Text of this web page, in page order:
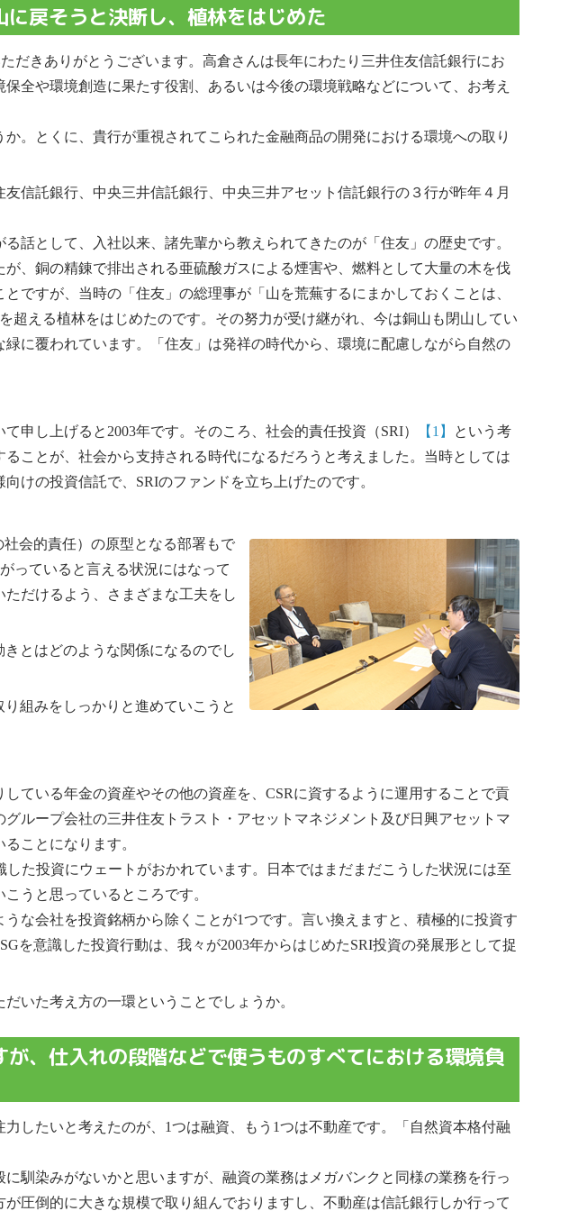
戻そうと決断し、植林をはじめた
きありがとうございます。高倉さんは長年にわたり三井住友信託銀行にお
全や環境創造に果たす役割、あるいは今後の環境戦略などについて、お考え
。とくに、貴行が重視されてこられた金融商品の開発における環境への取り
託銀行、中央三井信託銀行、中央三井アセット信託銀行の３行が昨年４月
話として、入社以来、諸先輩から教えられてきたのが「住友」の歴史です。
、銅の精錬で排出される亜硫酸ガスによる煙害や、燃料として大量の木を伐
ですが、当時の「住友」の総理事が「山を荒蕪するにまかしておくことは、
える植林をはじめたのです。その努力が受け継がれ、今は銅山も閉山してい
に覆われています。「住友」は発祥の時代から、環境に配慮しながら自然の
し上げると2003年です。そのころ、社会的責任投資（SRI） 【1】
という考
ことが、社会から支持される時代になるだろうと考えました。当時としては
けの投資信託で、SRIのファンドを立ち上げたのです。
会的責任）の原型となる部署もで
っていると言える状況にはなって
だけるよう、さまざまな工夫をし
とはどのような関係になるのでし
組みをしっかりと進めていこうと
いる年金の資産やその他の資産を、CSRに資するように運用することで貢
ループ会社の三井住友トラスト・アセットマネジメント及び日興アセットマ
ことになります。
した投資にウェートがおかれています。日本ではまだまだこうした状況には至
うと思っているところです。
な会社を投資銘柄から除くことが1つです。言い換えますと、積極的に投資す
を意識した投資行動は、我々が2003年からはじめたSRI投資の発展形として捉
いた考え方の一環ということでしょうか。
、仕入れの段階などで使うものすべてにおける環境負
たいと考えたのが、1つは融資、もう1つは不動産です。「自然資本格付融
馴染みがないかと思いますが、融資の業務はメガバンクと同様の業務を行っ
圧倒的に大きな規模で取り組んでおりますし、不動産は信託銀行しか行って